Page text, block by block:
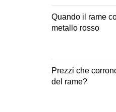
Quando il rame
metallo rosso
Prezzi che
del rame?